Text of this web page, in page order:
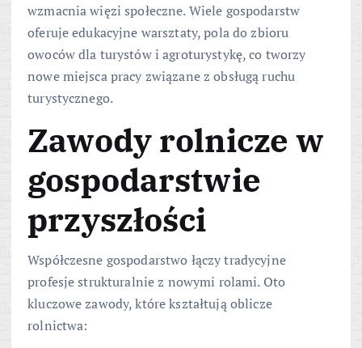
wzmacnia więzi społeczne. Wiele gospodarstw
oferuje edukacyjne warsztaty, pola do zbioru
owoców dla turystów i agroturystykę, co tworzy
nowe miejsca pracy związane z obsługą ruchu
turystycznego.
Zawody rolnicze w
gospodarstwie
przyszłości
Współczesne gospodarstwo łączy tradycyjne
profesje strukturalnie z nowymi rolami. Oto
kluczowe zawody, które kształtują oblicze
rolnictwa: